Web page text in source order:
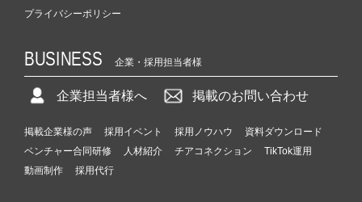
プライバシーポリシー
BUSINESS 企業・採用担当者様
企業担当者様へ 掲載のお問い合わせ
掲載企業様の声 採用イベント 採用ノウハウ
資料ダウンロード
ベンチャー合同研修
人材紹介 チアコネクション
TikTok運用
動画制作
採用代行